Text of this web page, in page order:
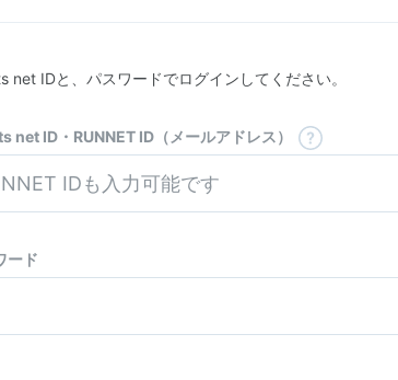
net IDと、パスワードでログインしてください。
net ID・RUNNET ID（メールアドレス）
ード